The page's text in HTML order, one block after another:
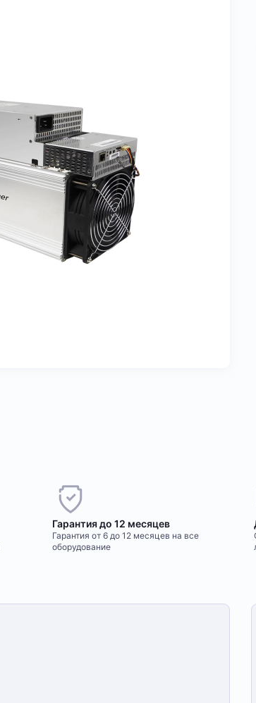
Гарантия до 12 месяцев
Гарантия от 6 до 12 месяцев на все
оборудование